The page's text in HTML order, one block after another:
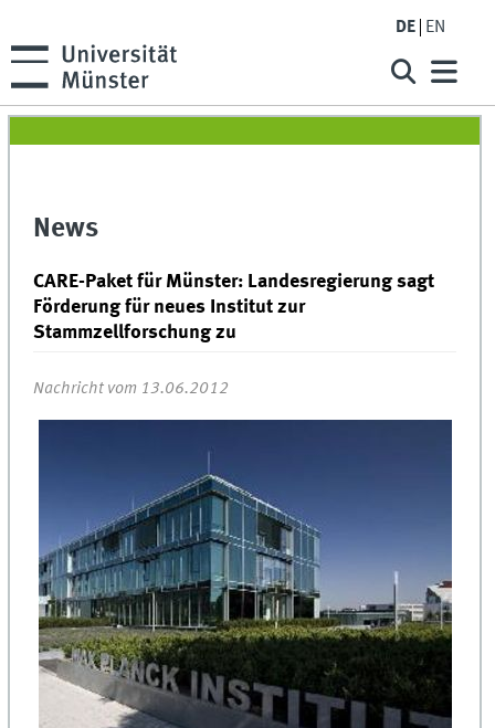
DE EN
News
CARE-Paket für Münster: Landesregierung sagt
Förderung für neues Institut zur
Stammzellforschung zu
Nachricht vom 13.06.2012